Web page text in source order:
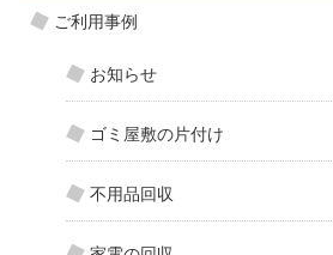
ご利用事例
お知らせ
ゴミ屋敷の片付け
不用品回収